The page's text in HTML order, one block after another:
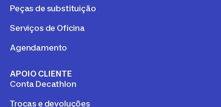
Peças de substituição
Serviços de Oficina
Agendamento
APOIO CLIENTE
Conta Decathlon
Trocas e devoluções